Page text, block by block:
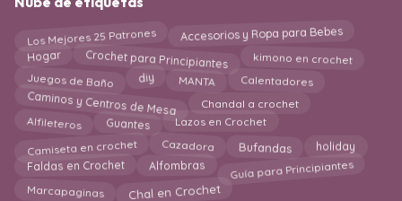
Los Mejores 25 Patrones Accesorios y Ropa para Bebes
Hogar Crochet para Principiantes kimono en crochet
Juegos de Baño diy MANTA Calentadores
Caminos y Centros de Mesa Chandal a crochet
Alfileteros Guantes Lazos en Crochet
Camiseta en crochet Cazadora Bufandas holiday
Faldas en Crochet Alfombras Guía para Principiantes
Marcapaginas Chal en Crochet